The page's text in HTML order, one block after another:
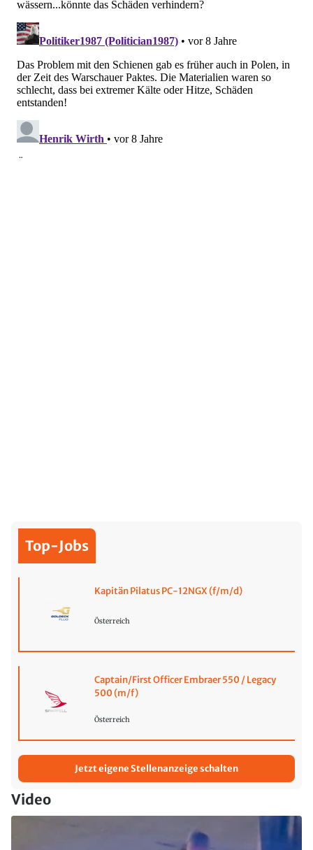
Top-Jobs
Kapitän Pilatus PC-12NGX (f/m/d)
Österreich
Captain/First Officer Embraer 550 / Legacy
500 (m/f)
Österreich
Jetzt eigene Stellenanzeige schalten
Video